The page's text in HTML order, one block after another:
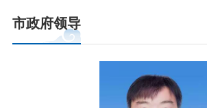
政府信息公开制度
市政府领导